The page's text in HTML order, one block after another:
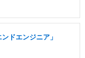
ドエンジニア」